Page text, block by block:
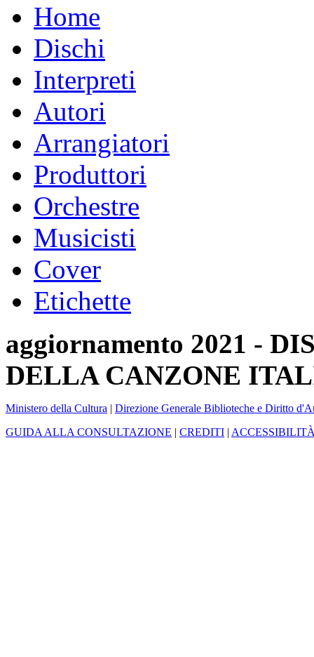
Home
Dischi
Interpreti
Autori
Arrangiatori
Produttori
Orchestre
Musicisti
Cover
Etichette
aggiornamento 2021 -
DELLA CANZONE
Ministero della Cultura | Direzione Generale Biblioteche e Diritto
GUIDA ALLA CONSULTAZIONE | CREDITI |